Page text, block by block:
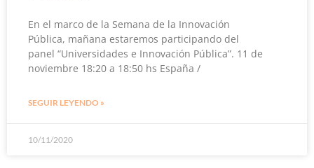
En el marco de la Semana de la Innovación
Pública, mañana estaremos participando del
panel “Universidades e Innovación Pública”. 11 de
noviembre 18:20 a 18:50 hs España /
SEGUIR LEYENDO »
10/11/2020